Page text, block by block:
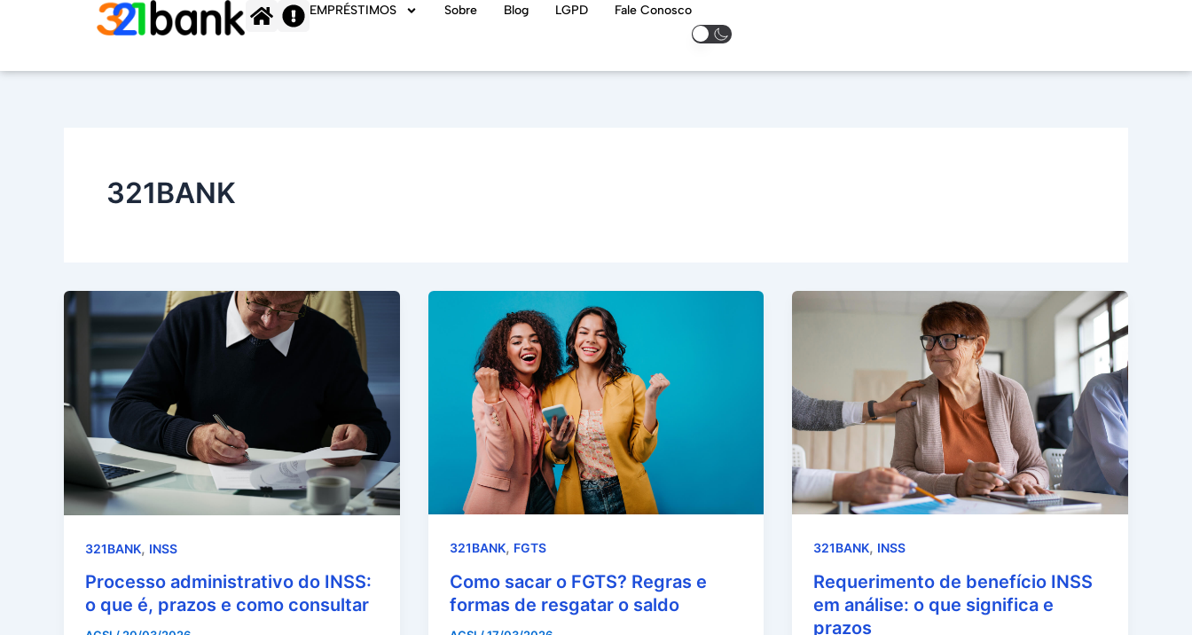
EMPRÉSTIMOS Sobre Blog LGPD Fale Conosco
321BANK
321BANK, INSS
Processo administrativo do INSS:
o que é, prazos e como consultar
321BANK, FGTS
Como sacar o FGTS? Regras e
formas de resgatar o saldo
321BANK, INSS
Requerimento de benefício INSS
em análise: o que significa e
prazos